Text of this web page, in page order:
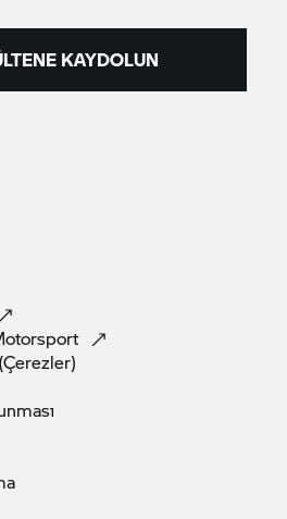
KAYDOLUN
(Çerezler)